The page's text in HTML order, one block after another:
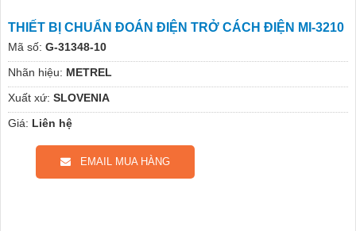
THIẾT BỊ CHUẨN ĐOÁN ĐIỆN TRỞ CÁCH ĐIỆN MI-3210
Mã số: G-31348-10
Nhãn hiệu: METREL
Xuất xứ: SLOVENIA
Giá: Liên hệ
EMAIL MUA HÀNG